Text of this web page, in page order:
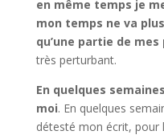
en même temps je
mon temps ne va
qu’une partie de
très perturbant.
En quelques
moi. En quelques
détesté mon écrit, pour